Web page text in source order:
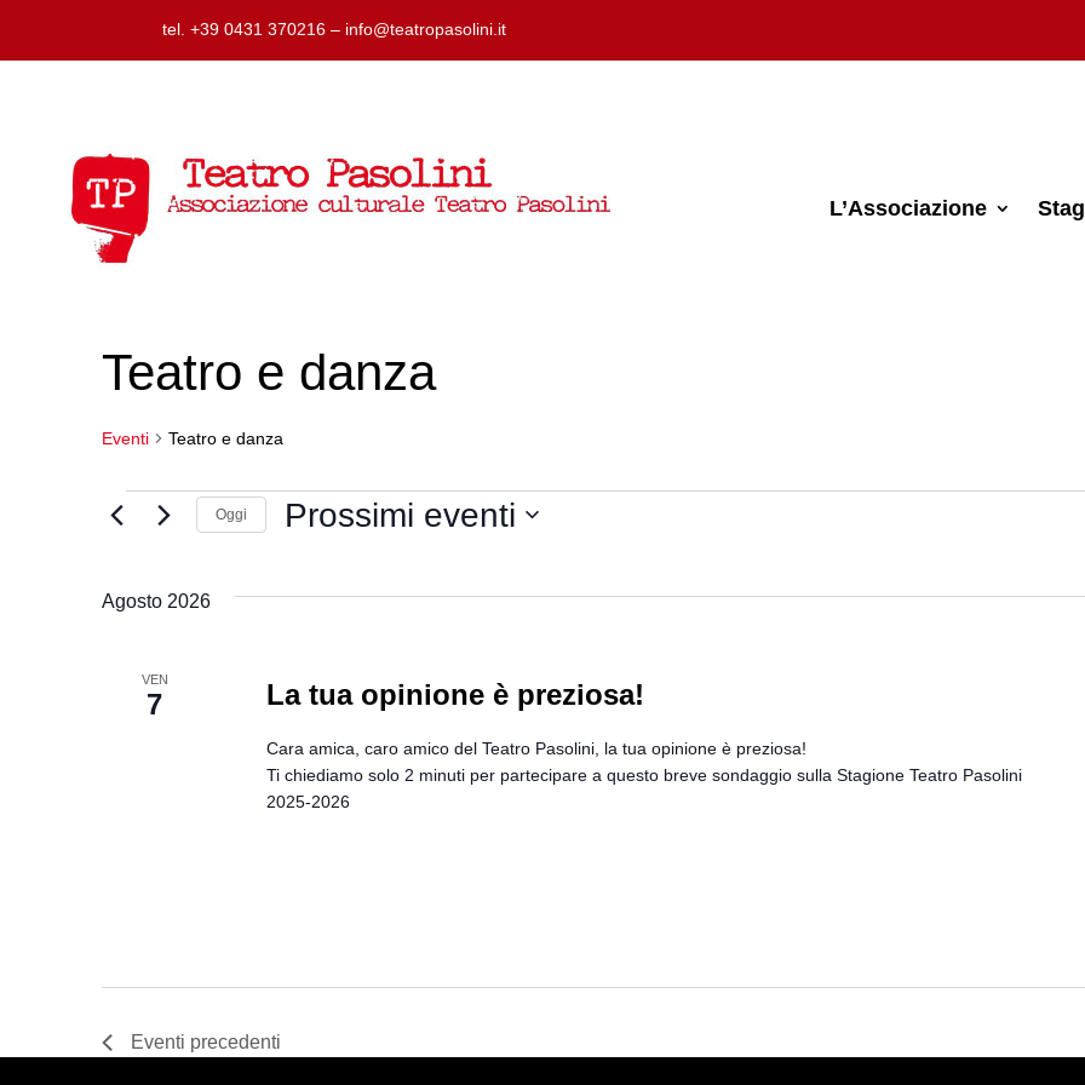
tel. +39 0431 370216 – info@teatropasolini.it
L’Associazione
Teatro e danza
Eventi Teatro e danza
EventiOggi Prossimi eventi
data.
Agosto 2026
VEN
7 La tua opinione è preziosa!
Cara amica, caro amico del Teatro Pasolini, la tua opinione è preziosa!
Ti chiediamo solo 2 minuti per partecipare a questo breve sondaggio sulla Stagione Teatro Pasolini
2025-2026
Eventi precedenti